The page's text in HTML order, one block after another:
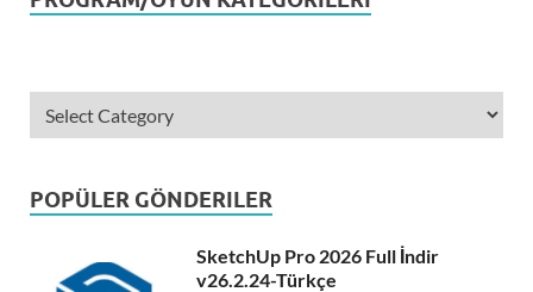
POPÜLER GÖNDERILER
SketchUp Pro 2026 Full İndir
v26.2.24-Türkçe